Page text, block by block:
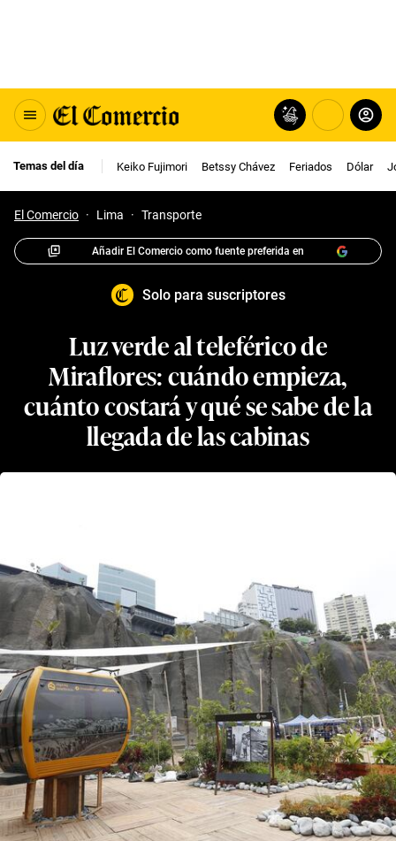
Temas del día Keiko Fujimori Betssy Chávez Feriados Dólar
El Comercio · Lima · Transporte
Añadir El Comercio como fuente preferida en
Solo para suscriptores
Luz verde al teleférico de
Miraflores: cuándo empieza,
cuánto costará y qué se sabe de la
llegada de las cabinas